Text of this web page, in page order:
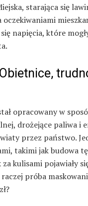
starająca się
napięcia, które
opracowany w
drożejące paliwa i
przez państwo.
takimi jak budowa
za kulisami pojawiały
próba